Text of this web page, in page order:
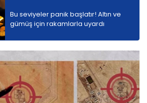
Bu seviyeler panik başlatır! Altın ve
gümüş için rakamlarla uyardı